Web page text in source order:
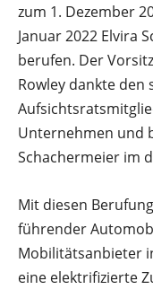
zum 1. Dezember
Januar 2022 Elvira
berufen. Der
Rowley dankte den
Unternehmen und
Schachermeier im
Mit diesen
führender
Mobilitätsanbieter
eine elektrifizierte